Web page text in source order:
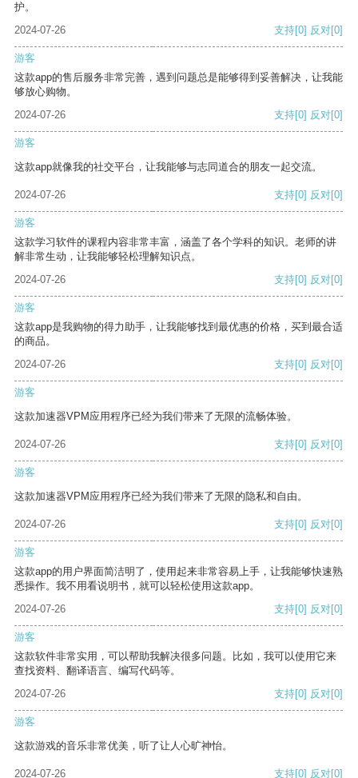
护。
2024-07-26
支持[0] 反对[0]
游客
这款app的售后服务非常完善，遇到问题总是能够得到妥善解决，让我能
够放心购物。
2024-07-26
支持[0] 反对[0]
游客
这款app就像我的社交平台，让我能够与志同道合的朋友一起交流。
2024-07-26 支持[0] 反对[0]
游客
这款学习软件的课程内容非常丰富，涵盖了各个学科的知识。老师的讲
解非常生动，让我能够轻松理解知识点。
2024-07-26
支持[0] 反对[0]
游客
这款app是我购物的得力助手，让我能够找到最优惠的价格，买到最合适
的商品。
2024-07-26
支持[0] 反对[0]
游客
这款加速器VPM应用程序已经为我们带来了无限的流畅体验。
2024-07-26 支持[0] 反对[0]
游客
这款加速器VPM应用程序已经为我们带来了无限的隐私和自由。
2024-07-26 支持[0] 反对[0]
游客
这款app的用户界面简洁明了，使用起来非常容易上手，让我能够快速熟
悉操作。我不用看说明书，就可以轻松使用这款app。
2024-07-26
支持[0] 反对[0]
游客
这款软件非常实用，可以帮助我解决很多问题。比如，我可以使用它来
查找资料、翻译语言、编写代码等。
2024-07-26
支持[0] 反对[0]
游客
这款游戏的音乐非常优美，听了让人心旷神怡。
2024-07-26 支持[0] 反对[0]